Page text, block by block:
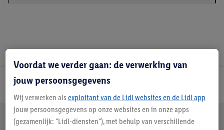
Lidl Nieuwsbrief
Jouw voordelen bij ons als Lidl webshop klant
Gratis retourneren Veilig winkelen
Voordat we verder gaan: de verwerking van
jouw persoonsgegevens
Wij verwerken als exploitant van de Lidl websites en de Lidl app
jouw persoonsgegevens op onze websites en in onze apps
(gezamenlijk: "Lidl-diensten"), met behulp van verschillende